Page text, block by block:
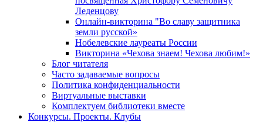
Леденцову
Онлайн-викторина "Во славу защитника
земли русской»
Нобелевские лауреаты России
Викторина «Чехова знаем! Чехова любим!»
Блог читателя
Часто задаваемые вопросы
Политика конфиденциальности
Виртуальные выставки
Комплектуем библиотеки вместе
Конкурсы. Проекты. Клубы